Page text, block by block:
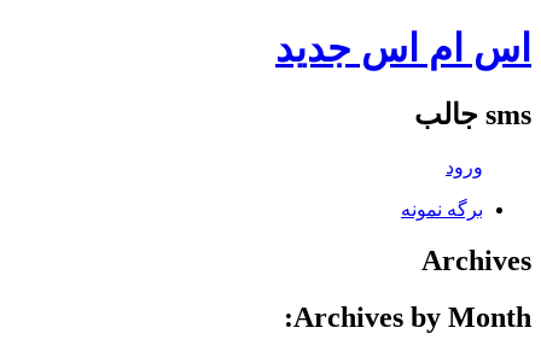
اس ام اس جدید
sms جالب
ورود
برگه نمونه
Archives
Archives by Month: